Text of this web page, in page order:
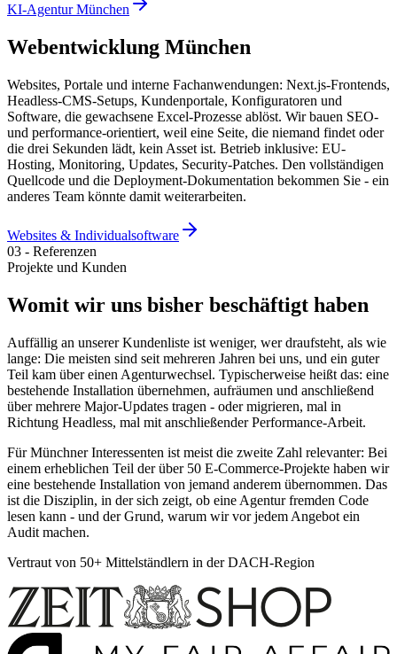
KI-Agentur München
Webentwicklung München
Websites, Portale und interne Fachanwendungen: Next.js-Frontends,
Headless-CMS-Setups, Kundenportale, Konfiguratoren und
Software, die gewachsene Excel-Prozesse ablöst. Wir bauen SEO-
und performance-orientiert, weil eine Seite, die niemand findet oder
die drei Sekunden lädt, kein Asset ist. Betrieb inklusive: EU-
Hosting, Monitoring, Updates, Security-Patches. Den vollständigen
Quellcode und die Deployment-Dokumentation bekommen Sie - ein
anderes Team könnte damit weiterarbeiten.
Websites & Individualsoftware
03 - Referenzen
Projekte und Kunden
Womit wir uns bisher beschäftigt haben
Auffällig an unserer Kundenliste ist weniger, wer draufsteht, als wie
lange: Die meisten sind seit mehreren Jahren bei uns, und ein guter
Teil kam über einen Agenturwechsel. Typischerweise heißt das: eine
bestehende Installation übernehmen, aufräumen und anschließend
über mehrere Major-Updates tragen - oder migrieren, mal in
Richtung Headless, mal mit anschließender Performance-Arbeit.
Für Münchner Interessenten ist meist die zweite Zahl relevanter: Bei
einem erheblichen Teil der über 50 E-Commerce-Projekte haben wir
eine bestehende Installation von jemand anderem übernommen. Das
ist die Disziplin, in der sich zeigt, ob eine Agentur fremden Code
lesen kann - und der Grund, warum wir vor jedem Angebot ein
Audit machen.
Vertraut von 50+ Mittelständlern in der DACH-Region